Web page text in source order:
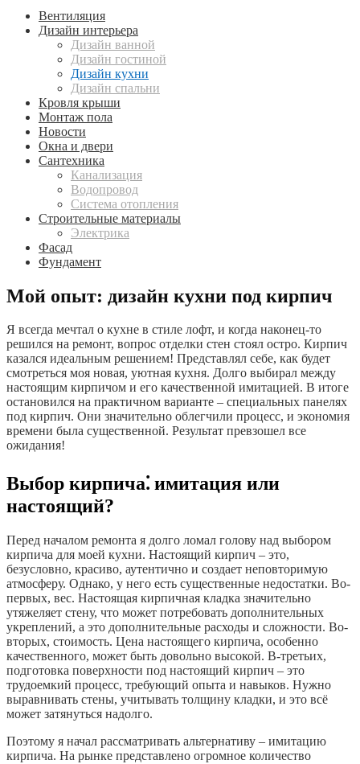
Вентиляция
Дизайн интерьера
Дизайн ванной
Дизайн гостиной
Дизайн кухни
Дизайн спальни
Кровля крыши
Монтаж пола
Новости
Окна и двери
Сантехника
Канализация
Водопровод
Система отопления
Строительные материалы
Электрика
Фасад
Фундамент
Мой опыт: дизайн кухни под кирпич
Я всегда мечтал о кухне в стиле лофт, и когда наконец-то
решился на ремонт, вопрос отделки стен стоял остро. Кирпич
казался идеальным решением! Представлял себе, как будет
смотреться моя новая, уютная кухня. Долго выбирал между
настоящим кирпичом и его качественной имитацией. В итоге
остановился на практичном варианте – специальных панелях
под кирпич. Они значительно облегчили процесс, и экономия
времени была существенной. Результат превзошел все
ожидания!
Выбор кирпича⁚ имитация или
настоящий?
Перед началом ремонта я долго ломал голову над выбором
кирпича для моей кухни. Настоящий кирпич – это,
безусловно, красиво, аутентично и создает неповторимую
атмосферу. Однако, у него есть существенные недостатки. Во-
первых, вес. Настоящая кирпичная кладка значительно
утяжеляет стену, что может потребовать дополнительных
укреплений, а это дополнительные расходы и сложности. Во-
вторых, стоимость. Цена настоящего кирпича, особенно
качественного, может быть довольно высокой. В-третьих,
подготовка поверхности под настоящий кирпич – это
трудоемкий процесс, требующий опыта и навыков. Нужно
выравнивать стены, учитывать толщину кладки, и это всё
может затянуться надолго.
Поэтому я начал рассматривать альтернативу – имитацию
кирпича. На рынке представлено огромное количество